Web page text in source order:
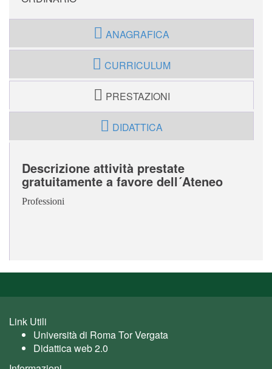
ANAGRAFICA
CURRICULUM
PRESTAZIONI
DIDATTICA
Descrizione attività prestate
gratuitamente a favore dell´Ateneo
Professioni
Link Utili
Università di Roma Tor Vergata
Didattica web 2.0